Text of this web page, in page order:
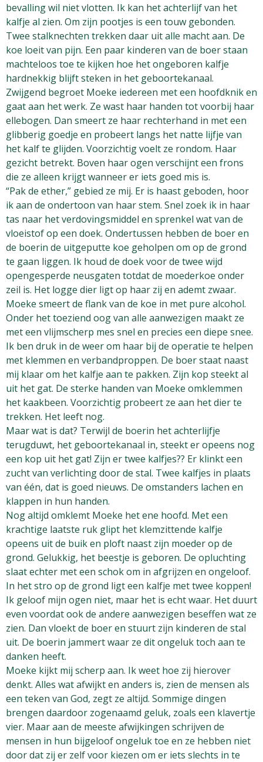
bevalling wil niet vlotten. Ik kan het achterlijf van het
kalfje al zien. Om zijn pootjes is een touw gebonden.
Twee stalknechten trekken daar uit alle macht aan. De
koe loeit van pijn. Een paar kinderen van de boer staan
machteloos toe te kijken hoe het ongeboren kalfje
hardnekkig blijft steken in het geboortekanaal.
Zwijgend begroet Moeke iedereen met een hoofdknik en
gaat aan het werk. Ze wast haar handen tot voorbij haar
ellebogen. Dan smeert ze haar rechterhand in met een
glibberig goedje en probeert langs het natte lijfje van
het kalf te glijden. Voorzichtig voelt ze rondom. Haar
gezicht betrekt. Boven haar ogen verschijnt een frons
die ze alleen krijgt wanneer er iets goed mis is.
“Pak de ether,” gebied ze mij. Er is haast geboden, hoor
ik aan de ondertoon van haar stem. Snel zoek ik in haar
tas naar het verdovingsmiddel en sprenkel wat van de
vloeistof op een doek. Ondertussen hebben de boer en
de boerin de uitgeputte koe geholpen om op de grond
te gaan liggen. Ik houd de doek voor de twee wijd
opengesperde neusgaten totdat de moederkoe onder
zeil is. Het logge dier ligt op haar zij en ademt zwaar.
Moeke smeert de flank van de koe in met pure alcohol.
Onder het toeziend oog van alle aanwezigen maakt ze
met een vlijmscherp mes snel en precies een diepe snee.
Ik ben druk in de weer om haar bij de operatie te helpen
met klemmen en verbandproppen. De boer staat naast
mij klaar om het kalfje aan te pakken. Zijn kop steekt al
uit het gat. De sterke handen van Moeke omklemmen
het kaakbeen. Voorzichtig probeert ze aan het dier te
trekken. Het leeft nog.
Maar wat is dat? Terwijl de boerin het achterlijfje
terugduwt, het geboortekanaal in, steekt er opeens nog
een kop uit het gat! Zijn er twee kalfjes?? Er klinkt een
zucht van verlichting door de stal. Twee kalfjes in plaats
van één, dat is goed nieuws. De omstanders lachen en
klappen in hun handen.
Nog altijd omklemt Moeke het ene hoofd. Met een
krachtige laatste ruk glipt het klemzittende kalfje
opeens uit de buik en ploft naast zijn moeder op de
grond. Gelukkig, het beestje is geboren. De opluchting
slaat echter met een schok om in afgrijzen en ongeloof.
In het stro op de grond ligt een kalfje met twee koppen!
Ik geloof mijn ogen niet, maar het is echt waar. Het duurt
even voordat ook de andere aanwezigen beseffen wat ze
zien. Dan vloekt de boer en stuurt zijn kinderen de stal
uit. De boerin jammert waar ze dit ongeluk toch aan te
danken heeft.
Moeke kijkt mij scherp aan. Ik weet hoe zij hierover
denkt. Alles wat afwijkt en anders is, zien de mensen als
een teken van God, zegt ze altijd. Sommige dingen
brengen daardoor zogenaamd geluk, zoals een klavertje
vier. Maar aan de meeste afwijkingen schrijven de
mensen in hun bijgeloof ongeluk toe en ze hebben niet
door dat zij er zelf voor kiezen om er iets slechts in te